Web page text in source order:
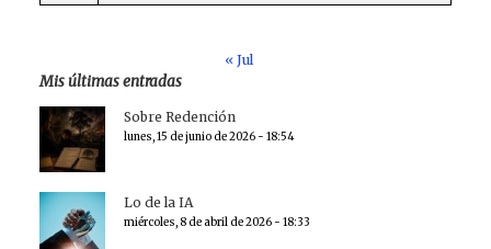
« Jul
Mis últimas entradas
Sobre Redención
lunes, 15 de junio de 2026 - 18:54
Lo de la IA
miércoles, 8 de abril de 2026 - 18:33